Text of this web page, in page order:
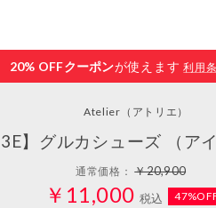
20% OFFクーポンが使えます 利用
Atelier （アトリエ）
3E】グルカシューズ （ア
通常価格：￥20,900
￥11,000 税込